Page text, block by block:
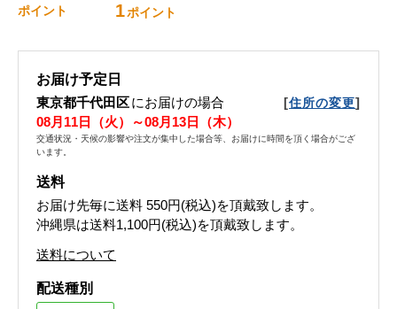
ポイント 1ポイント
お届け予定日
東京都千代田区にお届けの場合 [住所の変更]
08月11日（火）～08月13日（木）
交通状況・天候の影響や注文が集中した場合等、お届けに時間を頂く場合がござ
います。
送料
お届け先毎に送料 550円(税込)を頂戴致します。
沖縄県は送料1,100円(税込)を頂戴致します。
送料について
配送種別